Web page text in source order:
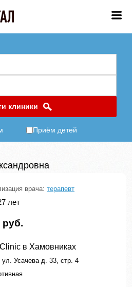
клиники
Приём детей
врача: терапевт
лет
руб.
в Хамовниках
ул. Усачева д. 33, стр. 4